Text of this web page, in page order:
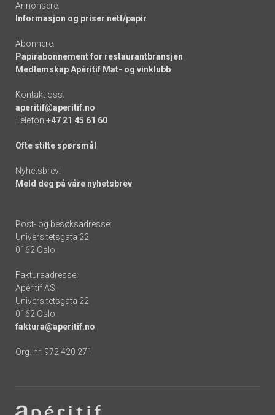
Annonsere:
Informasjon og priser nett/papir
Abonnere:
Papirabonnement for restaurantbransjen
Medlemskap Apéritif Mat- og vinklubb
Kontakt oss:
aperitif@aperitif.no
Telefon +47 21 45 61 60
Ofte stilte spørsmål
Nyhetsbrev:
Meld deg på våre nyhetsbrev
Post- og besøksadresse:
Universitetsgata 22
0162 Oslo
Fakturaadresse:
Apéritif AS
Universitetsgata 22
0162 Oslo
faktura@aperitif.no
Org. nr. 972 420 271